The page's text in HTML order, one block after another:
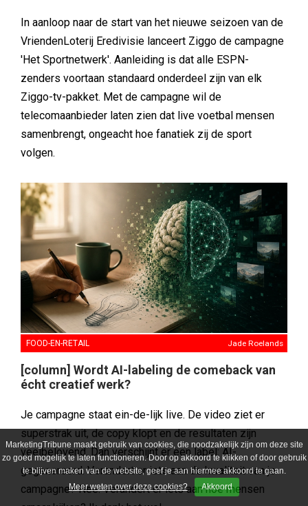
MarketingTribune maakt gebruik van cookies, die noodzakelijk zijn om deze site
zo goed mogelijk te laten functioneren. Door op akkoord te klikken of door gebruik
te blijven maken van de website, geef je aan hiermee akkoord te gaan.
Meer weten over deze cookies?
Akkoord
In aanloop naar de start van het nieuwe seizoen van de
VriendenLoterij Eredivisie lanceert Ziggo de campagne
'Het Sportnetwerk'. Aanleiding is dat alle ESPN-
zenders voortaan standaard onderdeel zijn van elk
Ziggo-tv-pakket. Met de campagne wil de
telecomaanbieder laten zien dat live voetbal mensen
samenbrengt, ongeacht hoe fanatiek zij de sport
volgen.
FOOD-EN-RETAIL Jade Roelands
[column] Wordt AI-labeling de comeback van
écht creatief werk?
Je campagne staat ein-de-lijk live. De video ziet er
superstrak uit, de copy klopt en de resultaten zijn
veelbelovend. Dan verschijnt er een label: AI-
gegenereerd. Verandert er iets aan de kwaliteit van je
campagne? Nee. Verandert er iets aan hoe mensen